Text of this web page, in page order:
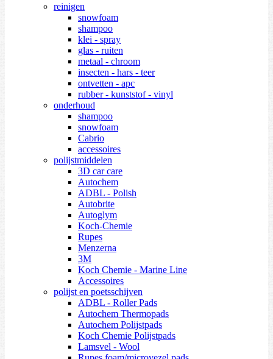
reinigen
snowfoam
shampoo
klei - spray
glas - ruiten
metaal - chroom
insecten - hars - teer
ontvetten - apc
rubber - kunststof - vinyl
onderhoud
shampoo
snowfoam
Cabrio
accessoires
polijstmiddelen
3D car care
Autochem
ADBL - Polish
Autobrite
Autoglym
Koch-Chemie
Rupes
Menzerna
3M
Koch Chemie - Marine Line
Accessoires
polijst en poetsschijven
ADBL - Roller Pads
Autochem Thermopads
Autochem Polijstpads
Koch Chemie Polijstpads
Lamsvel - Wool